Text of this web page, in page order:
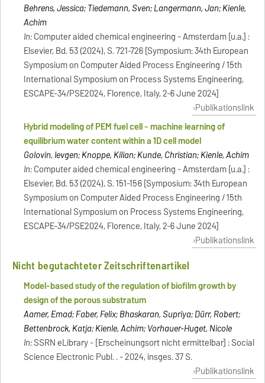
Behrens, Jessica; Tiedemann, Sven; Langermann, Jan; Kienle,
Achim
In:Computer aided chemical engineering - Amsterdam [u.a.] :
Elsevier, Bd. 53 (2024), S. 721-726 [Symposium: 34th European
Symposium on Computer Aided Process Engineering / 15th
International Symposium on Process Systems Engineering,
ESCAPE-34/PSE2024, Florence, Italy, 2-6 June 2024]
Publikationslink
Hybrid modeling of PEM fuel cell - machine learning of
equilibrium water content within a 1D cell model
Golovin, Ievgen; Knoppe, Kilian; Kunde, Christian; Kienle, Achim
In:Computer aided chemical engineering - Amsterdam [u.a.] :
Elsevier, Bd. 53 (2024), S. 151-156 [Symposium: 34th European
Symposium on Computer Aided Process Engineering / 15th
International Symposium on Process Systems Engineering,
ESCAPE-34/PSE2024, Florence, Italy, 2-6 June 2024]
Publikationslink
Nicht begutachteter Zeitschriftenartikel
Model-based study of the regulation of biofilm growth by
design of the porous substratum
Aamer, Emad; Faber, Felix; Bhaskaran, Supriya; Dürr, Robert;
Bettenbrock, Katja; Kienle, Achim; Vorhauer-Huget, Nicole
In:SSRN eLibrary - [Erscheinungsort nicht ermittelbar] : Social
Science Electronic Publ. . - 2024, insges. 37 S.
Publikationslink